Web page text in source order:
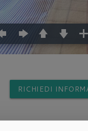
RICHIEDI